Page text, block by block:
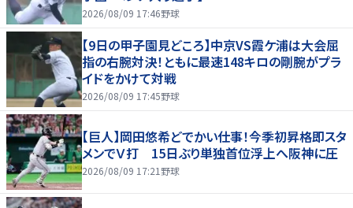
2026/08/09 17:46野球
【9日の甲子園見どころ】中京VS霞ケ浦は大会屈
指の右腕対決！ともに最速148キロの剛腕がプラ
イドをかけて対戦
2026/08/09 17:45野球
【巨人】岡田悠希どでかい仕事！今季初昇格即スタ
メンでＶ打 15日ぶり単独首位浮上へ阪神に圧
2026/08/09 17:21 野球